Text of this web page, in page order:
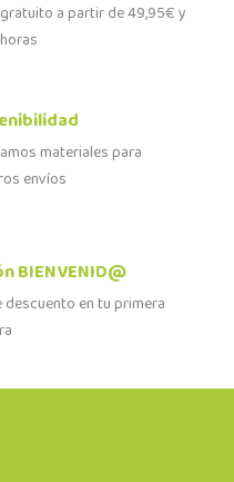
a partir de 49,95€ y
materiales para
envíos
BIENVENID@
descuento en tu primera